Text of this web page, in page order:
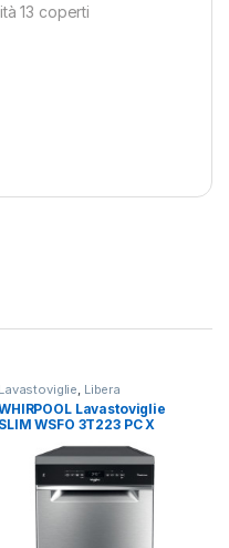
13 coperti
Lavastoviglie Libera
, Whirlpool
Lavastoviglie
SLIM WSFO 3T223 PC X